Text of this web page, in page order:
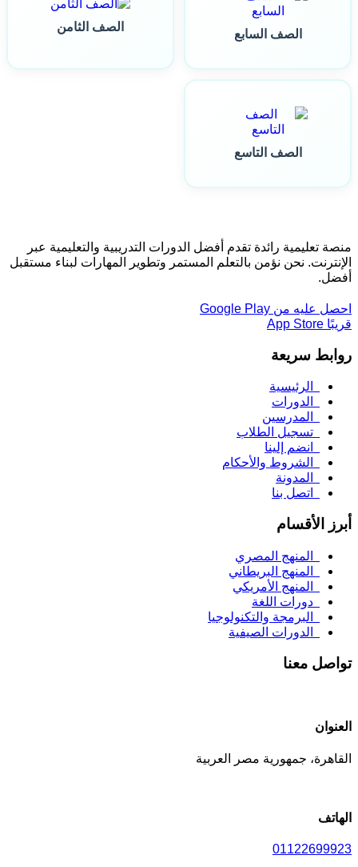
الصف السابع
الصف الثامن
الصف التاسع
منصة تعليمية رائدة تقدم أفضل الدورات التدريبية والتعليمية عبر
الإنترنت. نحن نؤمن بالتعلم المستمر وتطوير المهارات لبناء مستقبل
أفضل.
احصل عليه من Google Play
قريبًا App Store
روابط سريعة
الرئيسية
الدورات
المدرسين
تسجيل الطلاب
انضم إلينا
الشروط والأحكام
المدونة
اتصل بنا
أبرز الأقسام
المنهج المصري
المنهج البريطاني
المنهج الأمريكي
دورات اللغة
البرمجة والتكنولوجيا
الدورات الصيفية
تواصل معنا
العنوان
القاهرة، جمهورية مصر العربية
الهاتف
01122699923